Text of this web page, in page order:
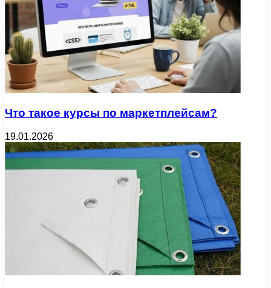
Что такое курсы по маркетплейсам?
19.01.2026